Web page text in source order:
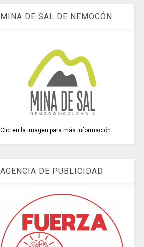
MINA DE SAL DE NEMOCÓN
Clic en la imagen para más información
AGENCIA DE PUBLICIDAD